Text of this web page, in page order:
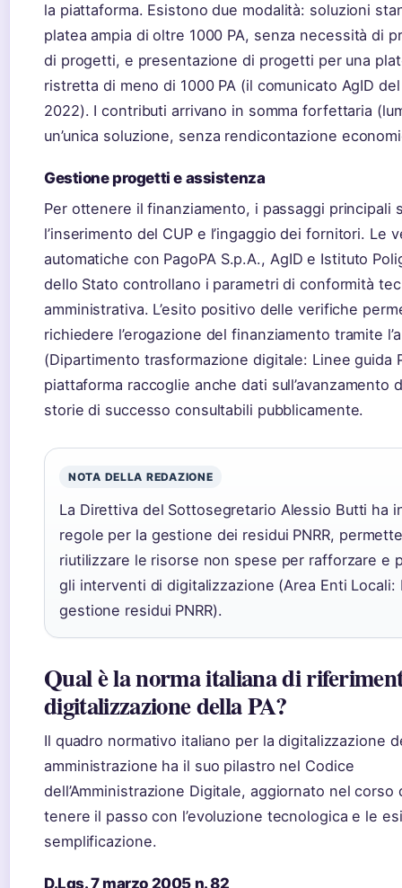
la piattaforma. Esistono due modalità: soluzioni
platea ampia di oltre 1000 PA, senza necessità di
di progetti, e presentazione di progetti per una
ristretta di meno di 1000 PA (il comunicato AgID
2022). I contributi arrivano in somma forfettaria
un’unica soluzione, senza rendicontazione
Gestione progetti e assistenza
Per ottenere il finanziamento, i passaggi principali
l’inserimento del CUP e l’ingaggio dei fornitori. Le
automatiche con PagoPA S.p.A., AgID e Istituto
dello Stato controllano i parametri di conformità
amministrativa. L’esito positivo delle verifiche
richiedere l’erogazione del finanziamento tramite
(Dipartimento trasformazione digitale: Linee guida
piattaforma raccoglie anche dati sull’avanzamento
storie di successo consultabili pubblicamente.
NOTA DELLA REDAZIONE
La Direttiva del Sottosegretario Alessio Butti ha
regole per la gestione dei residui PNRR,
riutilizzare le risorse non spese per rafforzare e
gli interventi di digitalizzazione (Area Enti Locali:
gestione residui PNRR).
Qual è la norma italiana di
digitalizzazione della PA?
Il quadro normativo italiano per la digitalizzazione
amministrazione ha il suo pilastro nel Codice
dell’Amministrazione Digitale, aggiornato nel corso
tenere il passo con l’evoluzione tecnologica e le
semplificazione.
D.Lgs. 7 marzo 2005 n. 82